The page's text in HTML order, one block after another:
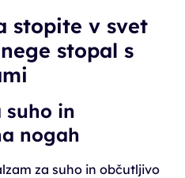
stopite v svet
stopal s
suho in
nogah
za suho in občutljivo